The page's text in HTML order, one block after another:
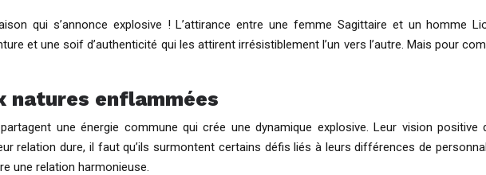
qui s’annonce explosive ! L’attirance entre une femme Sagittaire et un homme
et une soif d’authenticité qui les attirent irrésistiblement l’un vers l’autre. Mais pour
natures enflammées
une énergie commune qui crée une dynamique explosive. Leur vision
relation dure, il faut qu’ils surmontent certains défis liés à leurs différences de
une relation harmonieuse.